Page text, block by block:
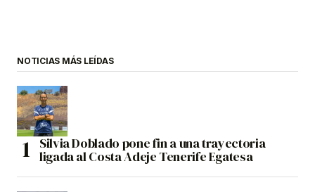
NOTICIAS MÁS LEÍDAS
Silvia Doblado pone fin a una trayectoria
ligada al Costa Adeje Tenerife Egatesa